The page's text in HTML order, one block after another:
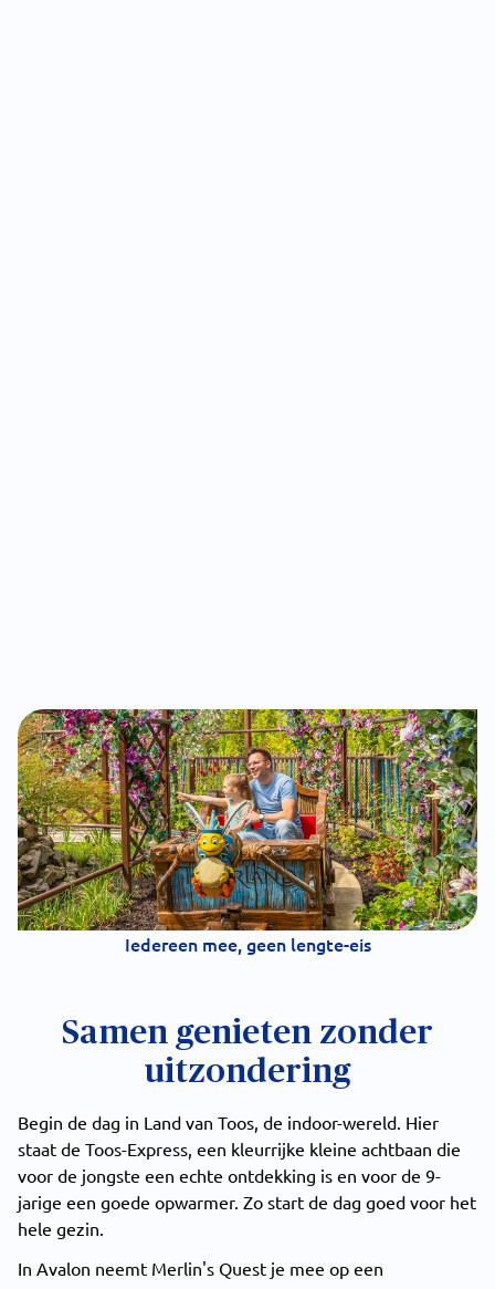
Iedereen mee, geen lengte-eis
Samen genieten zonder
uitzondering
Begin de dag in Land van Toos, de indoor-wereld. Hier
staat de Toos-Express, een kleurrijke kleine achtbaan die
voor de jongste een echte ontdekking is en voor de 9-
jarige een goede opwarmer. Zo start de dag goed voor het
hele gezin.
In Avalon neemt Merlin's Quest je mee op een